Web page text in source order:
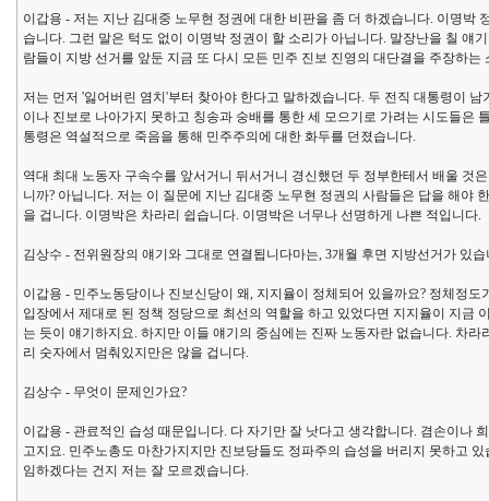
이갑용 - 저는 지난 김대중 노무현 정권에 대한 비판을 좀 더 하겠습니다. 이명
습니다. 그런 말은 턱도 없이 이명박 정권이 할 소리가 아닙니다. 말장난을 칠
람들이 지방 선거를 앞둔 지금 또 다시 모든 민주 진보 진영의 대단결을 주장하
저는 먼저 '잃어버린 염치'부터 찾아야 한다고 말하겠습니다. 두 전직 대통령이
이나 진보로 나아가지 못하고 칭송과 숭배를 통한 세 모으기로 가려는 시도들은
통령은 역설적으로 죽음을 통해 민주주의에 대한 화두를 던졌습니다.
역대 최대 노동자 구속수를 앞서거니 뒤서거니 경신했던 두 정부한테서 배울 것
니까? 아닙니다. 저는 이 질문에 지난 김대중 노무현 정권의 사람들은 답을 해야
을 겁니다. 이명박은 차라리 쉽습니다. 이명박은 너무나 선명하게 나쁜 적입니다.
김상수 - 전위원장의 얘기와 그대로 연결됩니다마는, 3개월 후면 지방선거가 있
이갑용 - 민주노동당이나 진보신당이 왜, 지지율이 정체되어 있을까요? 정체정
입장에서 제대로 된 정책 정당으로 최선의 역할을 하고 있었다면 지지율이 지금
는 듯이 얘기하지요. 하지만 이들 얘기의 중심에는 진짜 노동자란 없습니다. 차
리 숫자에서 멈춰있지만은 않을 겁니다.
김상수 - 무엇이 문제인가요?
이갑용 - 관료적인 습성 때문입니다. 다 자기만 잘 낫다고 생각합니다. 겸손이나
고지요. 민주노총도 마찬가지지만 진보당들도 정파주의 습성을 버리지 못하고
임하겠다는 건지 저는 잘 모르겠습니다.